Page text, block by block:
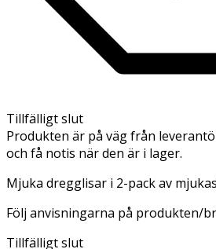
Tillfälligt slut
Produkten är på väg från
och få notis när den är i lager.
Mjuka dregglisar i 2-pack av
Följ anvisningarna på produkten/
Tillfälligt slut